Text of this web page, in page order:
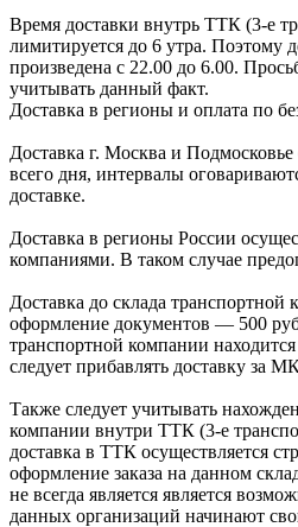
Время доставки внутрь ТТК (3-е
лимитируется до 6 утра. Поэтому
произведена с 22.00 до 6.00.
учитывать данный факт.
Доставка в регионы и оплата по
Доставка г. Москва и Подмосковье
всего дня, интервалы
доставке.
Доcтавка в регионы России
компаниями. В таком случае
Доставка до склада транспортной
оформление документов — 500
транспортной компании
следует прибавлять доставку за
Также следует учитывать
компании внутри ТТК (3-е
доставка в ТТК осуществляется
оформление заказа на данном
не всегда является является
данных организаций начинают